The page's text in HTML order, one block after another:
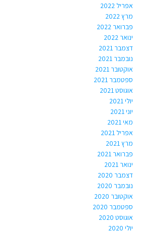
אפריל 2022
מרץ 2022
פברואר 2022
ינואר 2022
דצמבר 2021
נובמבר 2021
אוקטובר 2021
ספטמבר 2021
אוגוסט 2021
יולי 2021
יוני 2021
מאי 2021
אפריל 2021
מרץ 2021
פברואר 2021
ינואר 2021
דצמבר 2020
נובמבר 2020
אוקטובר 2020
ספטמבר 2020
אוגוסט 2020
יולי 2020